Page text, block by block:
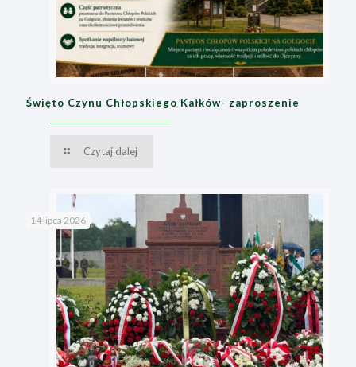
Święto Czynu Chłopskiego Kałków- zaproszenie
Czytaj dalej
14 lipca 2026